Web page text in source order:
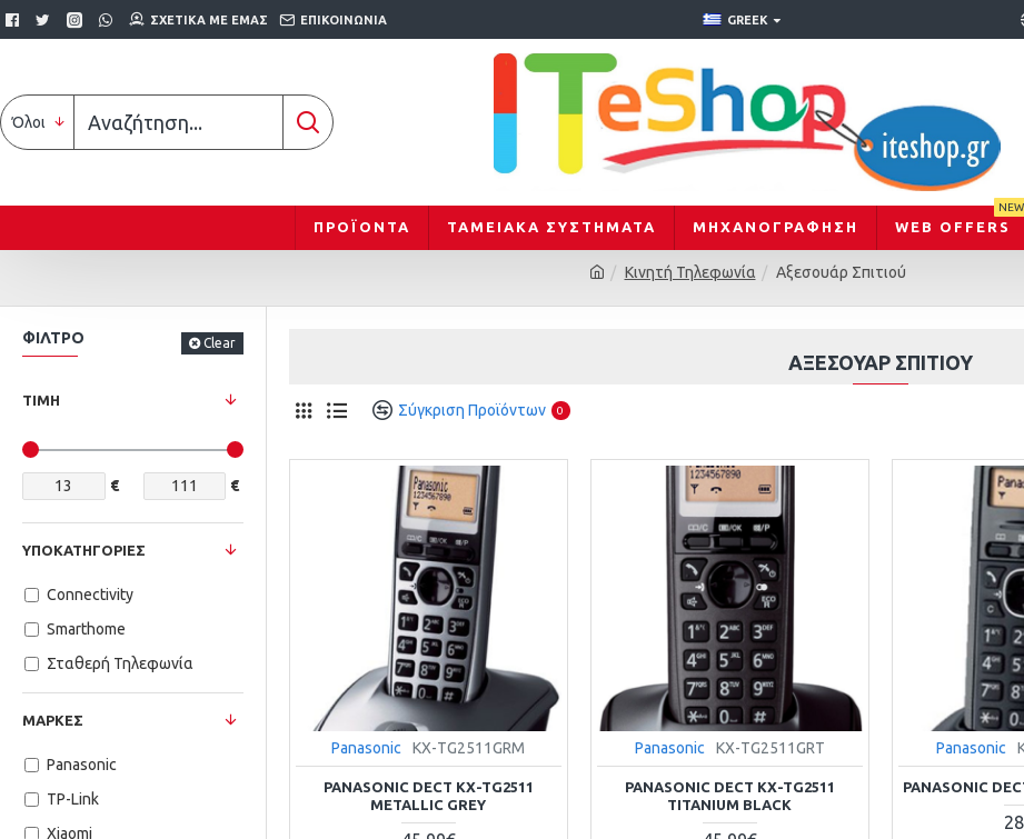
ΣΧΕΤΙΚΆ ΜΕ ΕΜΆΣ ΕΠΙΚΟΙΝΩΝΊΑ GREEK
Όλοι
ΠΡΟΪΟΝΤΑ ΤΑΜΕΙΑΚΑ ΣΥΣΤΗΜΑΤΑ ΜΗΧΑΝΟΓΡΆΦΗΣΗ WEB OFFERS
NEW
Κινητή Τηλεφωνία Αξεσουάρ Σπιτιού
ΦΊΛΤΡΟ Clear
ΤΙΜΉ
€ €
ΥΠΟΚΑΤΗΓΟΡΊΕΣ
Connectivity
Smarthome
Σταθερή Τηλεφωνία
ΜΆΡΚΕΣ
Panasonic
TP-Link
Xiaomi
ΑΞΕΣΟΥΆΡ ΣΠΙΤΙΟΎ
Σύγκριση Προϊόντων 0
Panasonic ΚΧ-ΤG2511GRM
PANASONIC DECT KX-TG2511
METALLIC GREY
Panasonic ΚΧ-ΤG2511GRT
PANASONIC DECT KX-TG2511
TITANIUM BLACK
Panasonic
PANASONIC